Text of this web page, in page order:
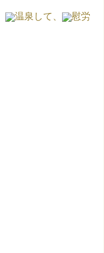
温泉して、
慰労